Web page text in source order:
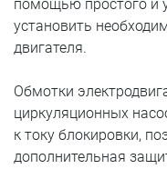
помощью простого и
установить
двигателя.
Обмотки
циркуляционных
к току блокировки,
дополнительная